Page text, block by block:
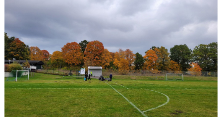
DOKUMENT/RUTINER/POLICY
LF FASTIGHETSFÖRMEDLING CUP